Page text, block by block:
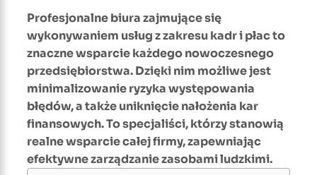
Profesjonalne biura zajmujące się
wykonywaniem usług z zakresu kadr i płac to
znaczne wsparcie każdego nowoczesnego
przedsiębiorstwa. Dzięki nim możliwe jest
minimalizowanie ryzyka występowania
błędów, a także uniknięcie nałożenia kar
finansowych. To specjaliści, którzy stanowią
realne wsparcie całej firmy, zapewniając
efektywne zarządzanie zasobami ludzkimi.